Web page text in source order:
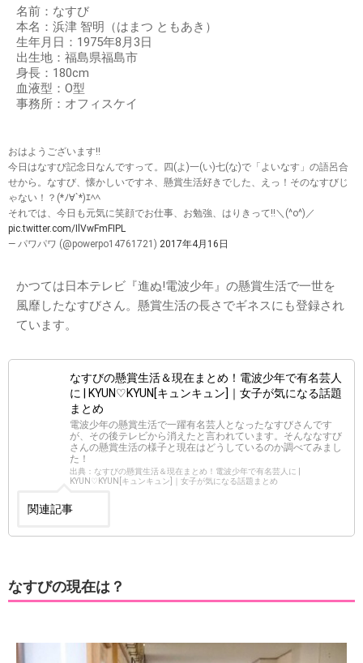
名前：なすび
本名：浜津 智明（はまつ ともあき）
生年月日：1975年8月3日
出生地：福島県福島市
身長：180cm
血液型：O型
事務所：オフィスケイ
おはようございます‼️
今日はなすび記念日なんですって。四(よ)一(い)七(な)で「よいなす」の語呂合
せから。なすび、懐かしいですネ、懸賞生活好きでした、えっ！そのなすびじ
ゃない！？(*ﾉ∀`*)ｴﾍﾍ
それでは、今日も元気に笑顔でお仕事、お勉強、はりきって‼️＼(^o^)／
pic.twitter.com/IlVwFmFIPL
— パワパワ (@powerpo14761721) 2017年4月16日
かつては日本テレビ『進ぬ!電波少年』の懸賞生活で一世を
風靡したなすびさん。懸賞生活の長さでギネスにも登録され
ています。
なすびの懸賞生活＆現在まとめ！電波少年で有名芸人
に | KYUN♡KYUN[キュンキュン]｜女子が気になる話題
まとめ
電波少年の懸賞生活で一躍有名芸人となったなすびさんです
が、その後テレビから消えたと言われています。そんななすび
さんの懸賞生活の様子と現在はどうしているのか調べてみまし
た！
出典：なすびの懸賞生活＆現在まとめ！電波少年で有名芸人に |
KYUN♡KYUN[キュンキュン]｜女子が気になる話題まとめ
関連記事
なすびの現在は？